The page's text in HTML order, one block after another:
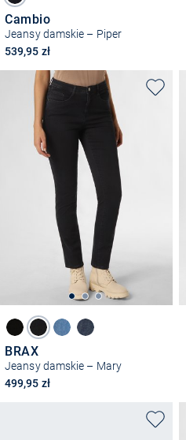
Cambio
Jeansy damskie – Piper
539,95 zł
BRAX
Jeansy damskie – Mary
499,95 zł